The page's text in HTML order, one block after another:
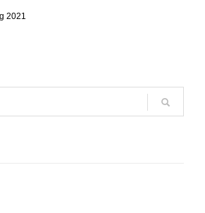
2021